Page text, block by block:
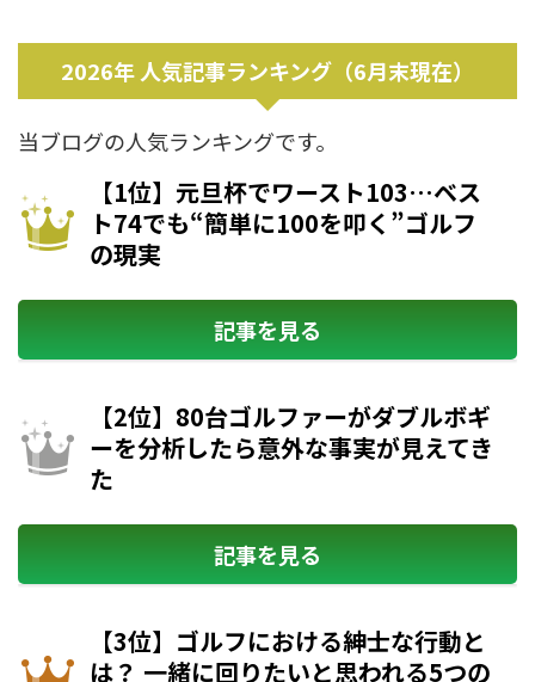
2026年 人気記事ランキング（6月末現在）
当ブログの人気ランキングです。
【1位】元旦杯でワースト103…ベス
ト74でも“簡単に100を叩く”ゴルフ
の現実
記事を見る
【2位】80台ゴルファーがダブルボギ
ーを分析したら意外な事実が見えてき
た
記事を見る
【3位】ゴルフにおける紳士な行動と
は？ 一緒に回りたいと思われる5つの